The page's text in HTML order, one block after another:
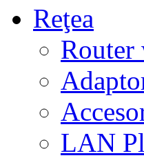
Reţea
Router
LAN